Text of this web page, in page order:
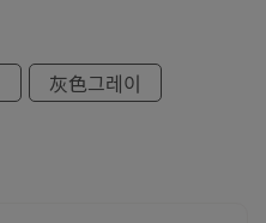
灰色그레이